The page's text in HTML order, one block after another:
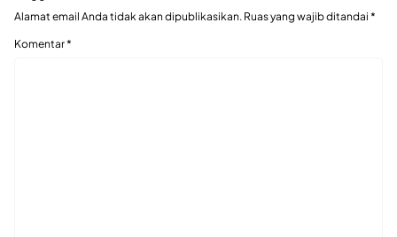
Alamat email Anda tidak akan dipublikasikan. Ruas yang wajib ditandai *
Komentar*